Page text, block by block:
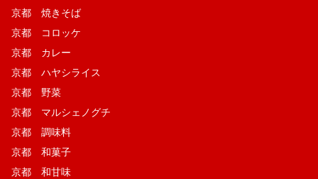
京都 焼きそば
京都 コロッケ
京都 カレー
京都 ハヤシライス
京都 野菜
京都 マルシェノグチ
京都 調味料
京都 和菓子
京都 和甘味